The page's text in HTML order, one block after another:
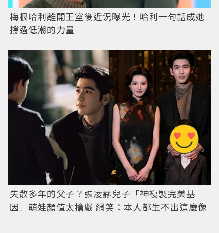
梅根哈利離開王室後近況曝光！哈利一句話成她
撐過低潮的力量
失散多年的父子？張凌赫兒子「神複製完美基
因」萌娃顏值太搶戲 網笑：本人都生不出這麼像